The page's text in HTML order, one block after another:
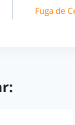
Fuga de